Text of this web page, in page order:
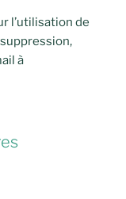
l’utilisation de
à